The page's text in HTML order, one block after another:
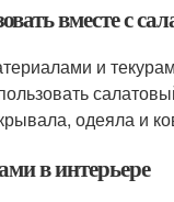
вместе с
и
одеяла и
в интерьере